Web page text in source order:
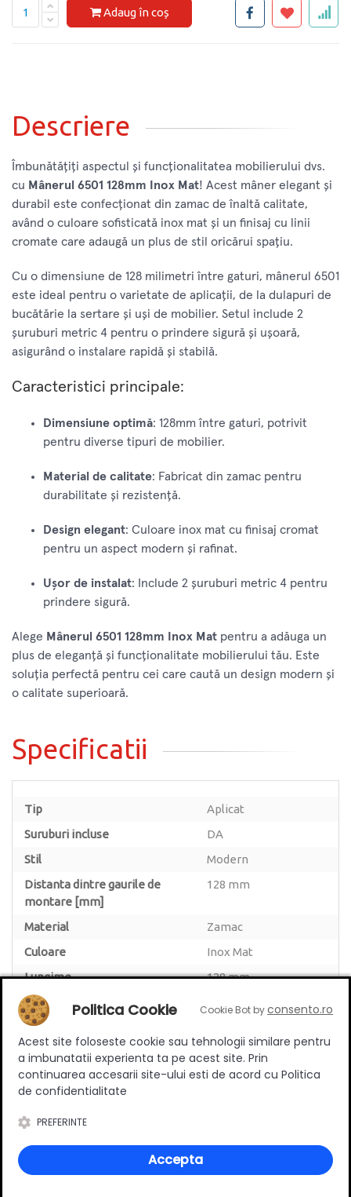
Adaug în coș
Descriere
Îmbunătățiți aspectul și funcționalitatea mobilierului dvs.
cu Mânerul 6501 128mm Inox Mat! Acest mâner elegant și
durabil este confecționat din zamac de înaltă calitate,
având o culoare sofisticată inox mat și un finisaj cu linii
cromate care adaugă un plus de stil oricărui spațiu.
Cu o dimensiune de 128 milimetri între gaturi, mânerul 6501
este ideal pentru o varietate de aplicații, de la dulapuri de
bucătărie la sertare și uși de mobilier. Setul include 2
șuruburi metric 4 pentru o prindere sigură și ușoară,
asigurând o instalare rapidă și stabilă.
Caracteristici principale:
Dimensiune optimă: 128mm între gaturi, potrivit
pentru diverse tipuri de mobilier.
Material de calitate: Fabricat din zamac pentru
durabilitate și rezistență.
Design elegant: Culoare inox mat cu finisaj cromat
pentru un aspect modern și rafinat.
Ușor de instalat: Include 2 șuruburi metric 4 pentru
prindere sigură.
Alege Mânerul 6501 128mm Inox Mat pentru a adăuga un
plus de eleganță și funcționalitate mobilierului tău. Este
soluția perfectă pentru cei care caută un design modern și
o calitate superioară.
Specificatii
Tip
Aplicat
Suruburi incluse
DA
Stil
Modern
Distanta dintre gaurile de
montare [mm]
128 mm
Material
Zamac
Culoare
Inox Mat
Lungime
128 mm
Review-uri
Deții sau ai utilizat produsul?
Spune-ți părerea acordând o nota produsului
Politica Cookie Cookie Bot byconsento.ro
Acest site foloseste cookie sau tehnologii similare pentru
a imbunatatii experienta ta pe acest site. Prin
continuarea accesarii site-ului esti de acord cu Politica
de confidentialitate
PREFERINTE
Accepta